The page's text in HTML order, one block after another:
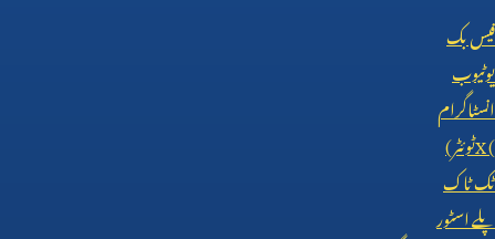
فیس بک
یوٹیوب
انسٹاگرام
X (ٹوئٹر)
ٹک ٹاک
پلے اسٹور